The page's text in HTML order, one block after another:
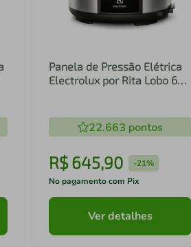
Panela de Pressão Elétrica
Electrolux por Rita Lobo 6L
22.663 pontos
R$645,90 -21%
No pagamento com Pix
Ver detalhes